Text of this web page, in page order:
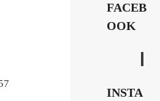
FACEB
OOK
INSTA